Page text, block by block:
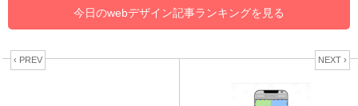
今日のwebデザイン記事ランキングを見る
‹ PREV NEXT ›